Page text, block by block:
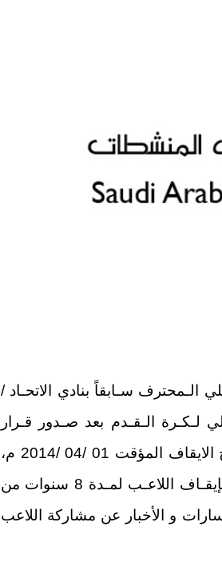
الـمحترف سـابقاً بنادي الاتحـاد /
لـكـرة الـقـدم بعد صـدور قـرار
بإيـقافـه عـن المشاركات المحلية والـدوليـة لمدة 4 سنـوات من تـاريخ الايقاف المؤقت 01 /04 /2014 م،
وبعد ذلك صدور قرار لجنة الاستئناف السـعودية لقـضايـا المنشطـات بإيقـاف اللاعـب لمـدة 8 سنوات من
من الاستفسارات و الأخبار عن مشاركة اللاعب